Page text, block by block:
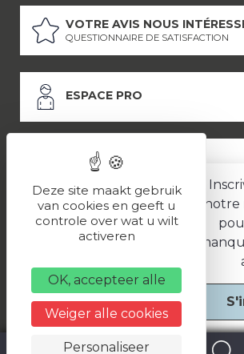
notre
VOTRE AVIS NOUS
QUESTIONNAIRE DE SATISFACTION
ESPACE PRO
ESPACE PRESSE
LES PARTENAIRES
Politique de
Une réalisation
Deze site maakt gebruik
van cookies en geeft u
controle over wat u wilt
activeren
OK, accepteer alle
Weiger alle cookies
Personaliseer